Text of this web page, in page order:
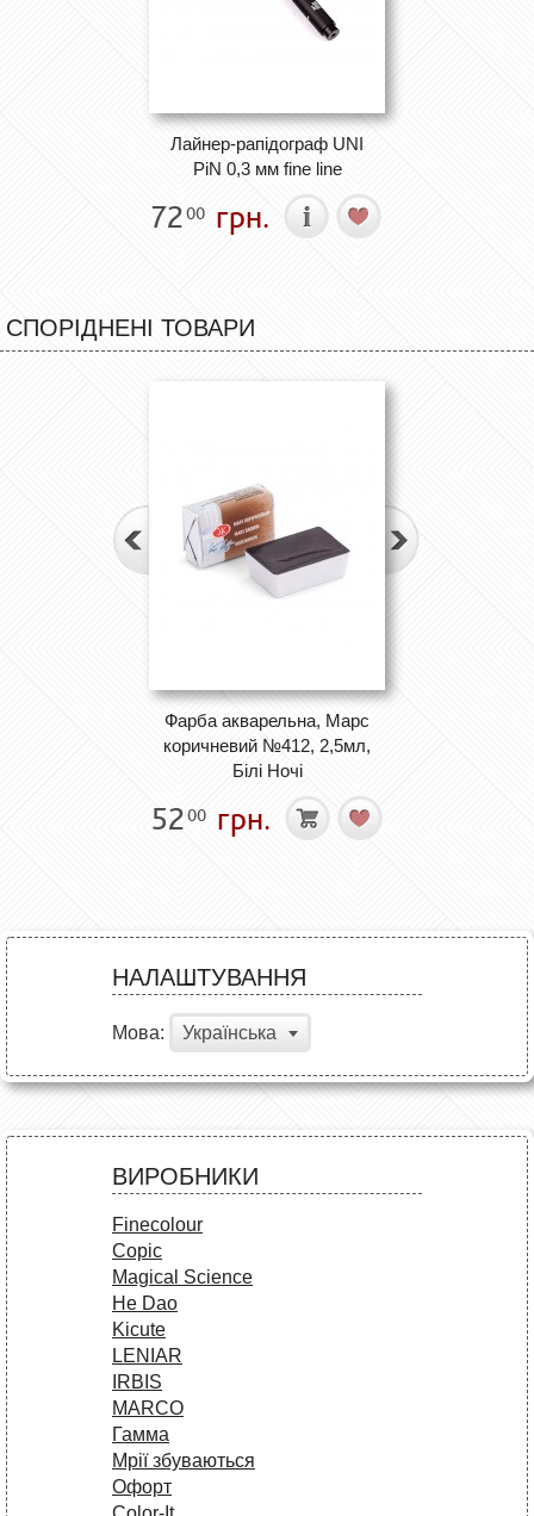
Лайнер-рапідограф UNI
PiN 0,3 мм fine line
7200 грн.
СПОРІДНЕНІ ТОВАРИ
Фарба акварельна, Марс
коричневий №412, 2,5мл,
Білі Ночі
5200 грн.
НАЛАШТУВАННЯ
Мова: Українська
ВИРОБНИКИ
Finecolour
Copic
Magical Science
He Dao
Kicute
LENIAR
IRBIS
MARCO
Гамма
Мрії збуваються
Офорт